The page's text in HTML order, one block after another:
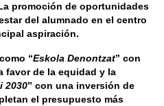
promoción de oportunidades
del alumnado en el centro
aspiración.
“Eskola Denontzat” con
favor de la equidad y la
2030” con una inversión de
el presupuesto más